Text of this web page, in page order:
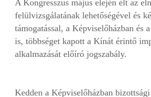
A Kongresszus május elején élt az
felülvizsgálatának lehetőségével és
támogatással, a Képviselőházban és
is, többséget kapott a Kínát érintő
alkalmazását előíró jogszabály.
Kedden a Képviselőházban